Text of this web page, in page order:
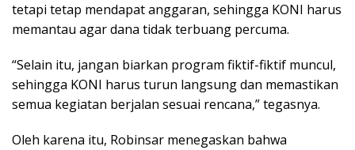
tetapi tetap mendapat anggaran, sehingga KONI harus
memantau agar dana tidak terbuang percuma.
“Selain itu, jangan biarkan program fiktif-fiktif muncul,
sehingga KONI harus turun langsung dan memastikan
semua kegiatan berjalan sesuai rencana,” tegasnya.
Oleh karena itu, Robinsar menegaskan bahwa